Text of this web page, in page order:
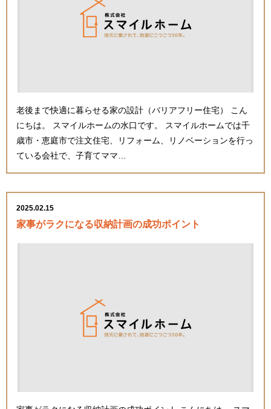
老後まで快適に暮らせる家の設計（バリアフリー住宅） こん
にちは。 スマイルホームの水口です。 スマイルホームでは千
歳市・恵庭市で注文住宅、リフォーム、リノベーションを行っ
ている会社で、子育てママ…
2025.02.15
家事がラクになる収納計画の成功ポイント